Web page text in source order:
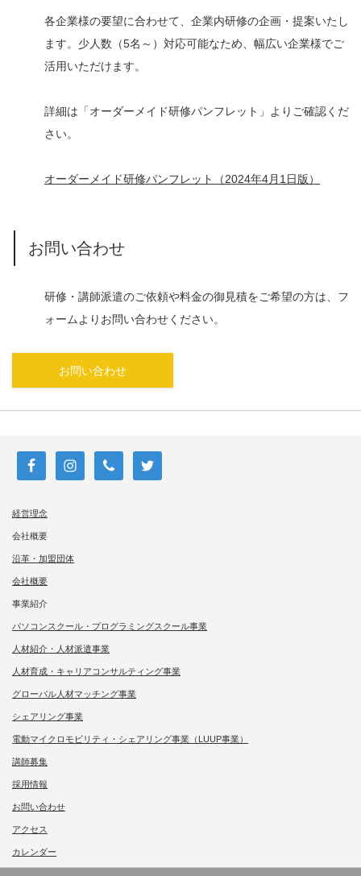
各企業様の要望に合わせて、企業内研修の企画・提案いたし
ます。少人数（5名～）対応可能なため、幅広い企業様でご
活用いただけます。
詳細は「オーダーメイド研修パンフレット」よりご確認くだ
さい。
オーダーメイド研修パンフレット（2024年4月1日版）
お問い合わせ
研修・講師派遣のご依頼や料金の御見積をご希望の方は、フ
ォームよりお問い合わせください。
お問い合わせ
経営理念
会社概要
沿革・加盟団体
会社概要
事業紹介
パソコンスクール・プログラミングスクール事業
人材紹介・人材派遣事業
人材育成・キャリアコンサルティング事業
グローバル人材マッチング事業
シェアリング事業
電動マイクロモビリティ・シェアリング事業（LUUP事業）
講師募集
採用情報
お問い合わせ
アクセス
カレンダー